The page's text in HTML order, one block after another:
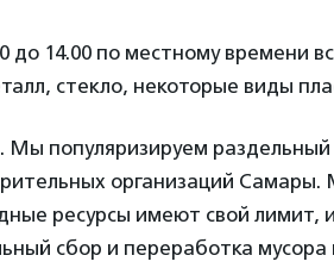
до 14.00 по местному времени
стекло, некоторые виды
Мы популяризируем
организаций
ресурсы имеют свой лимит,
сбор и переработка мусора